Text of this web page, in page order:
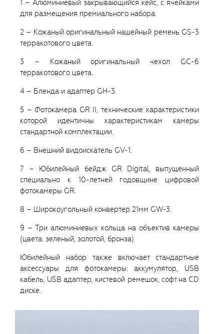
1 – Алюминиевый закрывающийся кейс, с ячейками
для размещения премиального набора.
2 – Кожаный оригинальный нашейный ремень GS-3
терракотового цвета.
3 – Кожаный оригинальный чехол GC-6
терракотового цвета.
4 – Бленда и адаптер GH-3.
5 – Фотокамера GR II, технические характеристики
которой идентичны характеристикам камеры
стандартной комплектации.
6 – Внешний видоискатель GV-1.
7 – Юбилейный бейдж GR Digital, выпущенный
специально к 10-летней годовщине цифровой
фотокамеры GR.
8 – Широкоугольный конвертер 21мм GW-3.
9 – Три алюминиевых кольца на объектив камеры
(цвета: зеленый, золотой, бронза)
Юбилейный набор также включает стандартные
аксессуары для фотокамеры: аккумулятор, USB
кабель, USB адаптер, кистевой ремешок, софт на CD
диске.